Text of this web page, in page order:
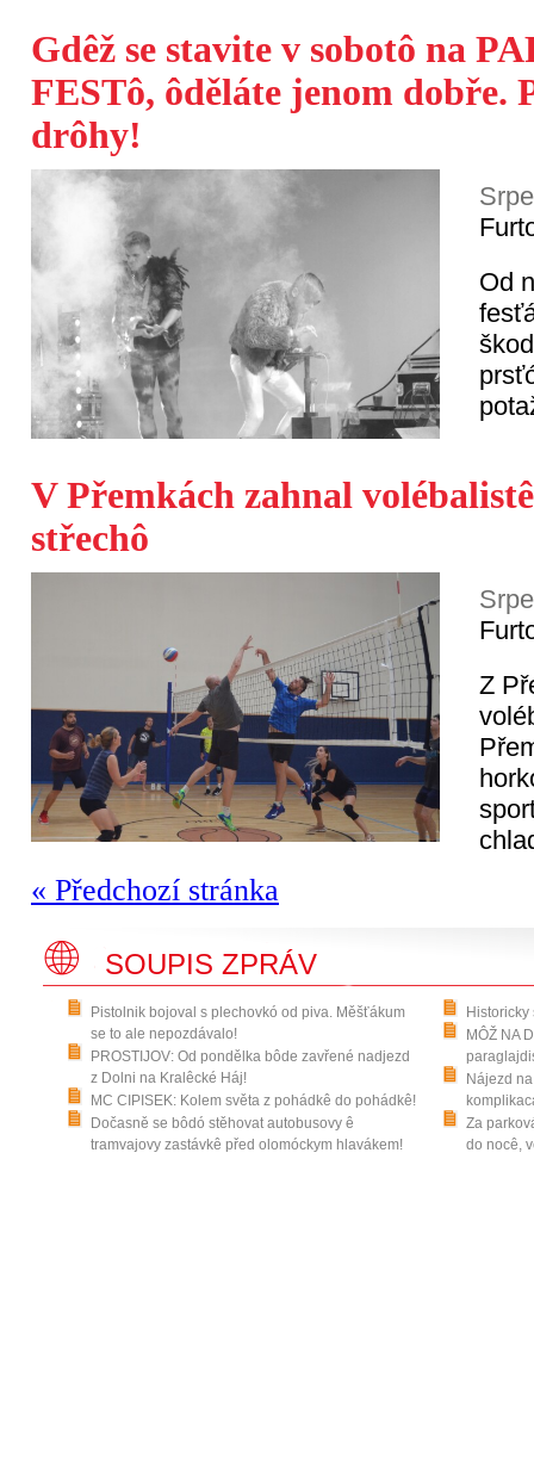
Gdêž se stavite v sobotô na
FESTô, ôděláte jenom dobře.
drôhy!
Od
V Přemkách zahnal
střechô
Z
« Předchozí stránka
SOUPIS ZPRÁV
Pistolnik bojoval s plechovkó od piva. Měšťákum
se to ale nepozdávalo!
PROSTIJOV: Od pondělka bôde zavřené nadjezd
z Dolni na Kralêcké Háj!
MC CIPISEK: Kolem světa z pohádkê do pohádkê!
Dočasně se bôdó stěhovat autobusovy ê
tramvajovy zastávkê před olomóckym hlavákem!
MÔŽ NA
Nájezd
Za
do nocê,